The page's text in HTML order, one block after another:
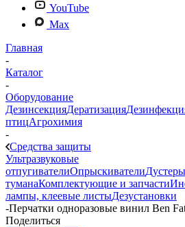
YouTube
Max
Главная
-
Каталог
-
Оборудование
ДезинсекцияДератизация
птицАгрохимия
-
Средства защиты
Ультразвуковые
отпугивателиОпрыскивателиДустеры
туманаКомплектующие и запчасти
лампы, клеевые листыДезустановки
-Перчатки одноразовые винил Ben
Поделиться